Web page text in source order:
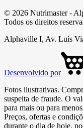
© 2026 Nutrimaster -
Todos os direitos
Alphaville I, Av. Luís
Desenvolvido por
Fotos ilustrativas.
suspeita de fraude. O
para mais ou para
Preços, ofertas e
durante o dia de hoje,